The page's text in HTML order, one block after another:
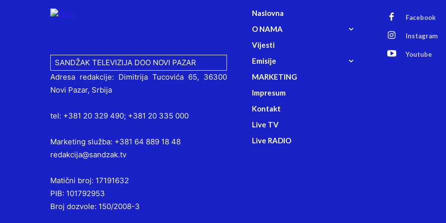
SANDŽAK TELEVIZIJA DOO NOVI PAZAR
Adresa redakcije: Dimitrija Tucovića 65, 36300
Novi Pazar, Srbija
tel: +381 20 329 490; +381 20 335 000
Marketing služba: +381 64 889 18 48
redakcija@sandzak.tv
Matični broj: 17191632
PIB: 101792953
Broj dozvole: 150/2008-3
Naslovna
O NAMA
Vijesti
Emisije
MARKETING
Impresum
Kontakt
Live TV
Live RADIO
Facebook
Instagram
Youtube